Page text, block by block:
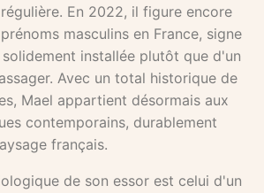
En 2022, il figure encore
masculins en France, signe
installée plutôt que d'un
Avec un total historique de
Mael appartient désormais aux
contemporains, durablement
français.
de son essor est celui d'un